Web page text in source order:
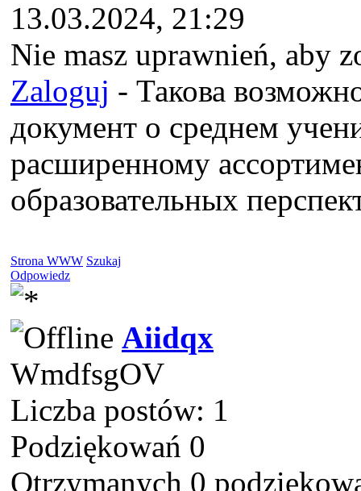
13.03.2024, 21:29
Nie masz uprawnień, aby
Zaloguj - Такова
документ о среднем
расширенному
образовательных
Strona WWW Szukaj
Odpowiedz
Aiidqx
WmdfsgOV
Liczba postów: 1
Podziękowań 0
Otrzymanych 0